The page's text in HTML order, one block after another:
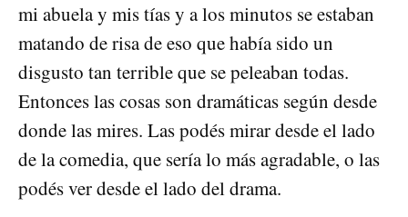
mi abuela y mis tías y a los minutos se estaban
matando de risa de eso que había sido un
disgusto tan terrible que se peleaban todas.
Entonces las cosas son dramáticas según desde
donde las mires. Las podés mirar desde el lado
de la comedia, que sería lo más agradable, o las
podés ver desde el lado del drama.